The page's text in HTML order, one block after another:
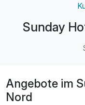
Sunday
Angebote im
Nord